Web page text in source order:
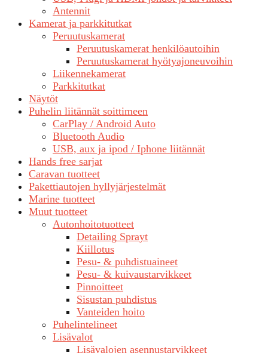
Antennit
Kamerat ja parkkitutkat
Peruutuskamerat
Peruutuskamerat henkilöautoihin
Peruutuskamerat hyötyajoneuvoihin
Liikennekamerat
Parkkitutkat
Näytöt
Puhelin liitännät soittimeen
CarPlay / Android Auto
Bluetooth Audio
USB, aux ja ipod / Iphone liitännät
Hands free sarjat
Caravan tuotteet
Pakettiautojen hyllyjärjestelmät
Marine tuotteet
Muut tuotteet
Autonhoitotuotteet
Detailing Sprayt
Kiillotus
Pesu- & puhdistuaineet
Pesu- & kuivaustarvikkeet
Pinnoitteet
Sisustan puhdistus
Vanteiden hoito
Puhelintelineet
Lisävalot
Lisävalojen asennustarvikkeet